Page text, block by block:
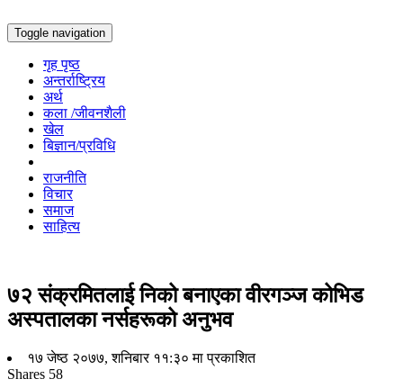
Toggle navigation
गृह पृष्ठ
अन्तर्राष्ट्रिय
अर्थ
कला /जीवनशैली
खेल
बिज्ञान/प्रविधि
राजनीति
विचार
समाज
साहित्य
७२ संक्रमितलाई निको बनाएका वीरगञ्ज कोभिड
अस्पतालका नर्सहरूको अनुभव
१७ जेष्ठ २०७७, शनिबार ११:३० मा प्रकाशित
Shares 58